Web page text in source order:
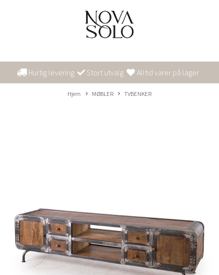
Hurtig levering Stort utvalg Alltid varer på lager
Hjem MØBLER TVBENKER